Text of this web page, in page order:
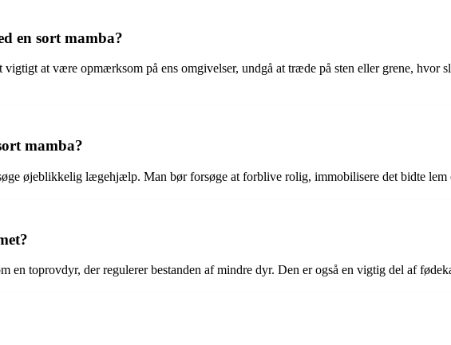
en sort mamba?
at være opmærksom på ens omgivelser, undgå at træde på sten eller grene, hvor
mamba?
øjeblikkelig lægehjælp. Man bør forsøge at forblive rolig, immobilisere det bidte lem
en toprovdyr, der regulerer bestanden af mindre dyr. Den er også en vigtig del af